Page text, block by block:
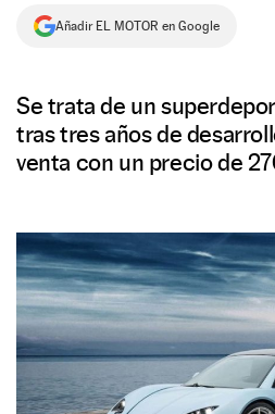
NEWSLETTER
SÍGUENOS
Añadir EL MOTOR en Google
Se trata de un
tras tres años de
venta con un precio de